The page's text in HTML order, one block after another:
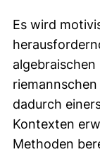
Es wird
dadurch
Kontexten
Methoden